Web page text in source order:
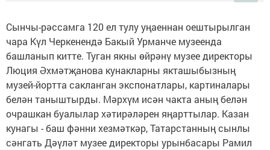
Сынчы-рәссамга 120 ел тулу уңаеннан оештырылган
чара Күл Черкенендә Бакый Урманче музеенда
башланып китте. Туган якны өйрәнү музее директоры
Люция Әхмәтҗанова кунакларны якташыбызның
музей-йортта сакланган экспонатлары, картиналары
белән таныштырды. Мәрхүм исән чакта аның белән
очрашкан буалылар хәтирәләрен яңарттылар. Казан
кунагы - баш фәнни хезмәткәр, Татарстанның сынлы
сәнгать Дәүләт музее директоры урынбасары Рамил